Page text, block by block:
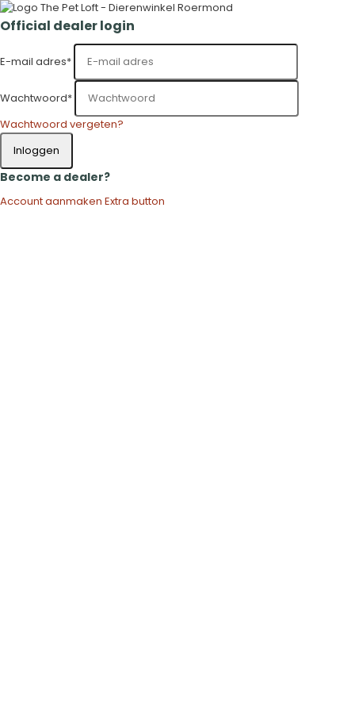
Official dealer login
E-mail adres*
Wachtwoord*
Wachtwoord vergeten?
Inloggen
Become a dealer?
Account aanmaken Extra button